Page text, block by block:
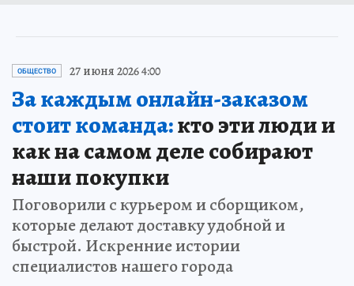
ОБЩЕСТВО 27 июня 2026 4:00
За каждым онлайн-заказом
стоит команда:кто эти люди и
как на самом деле собирают
наши покупки
Поговорили с курьером и сборщиком,
которые делают доставку удобной и
быстрой. Искренние истории
специалистов нашего города